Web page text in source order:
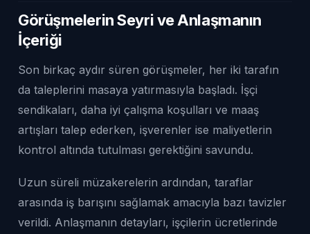
Görüşmelerin Seyri ve Anlaşmanın
İçeriği
Son birkaç aydır süren görüşmeler, her iki tarafın
da taleplerini masaya yatırmasıyla başladı. İşçi
sendikaları, daha iyi çalışma koşulları ve maaş
artışları talep ederken, işverenler ise maliyetlerin
kontrol altında tutulması gerektiğini savundu.
Uzun süreli müzakerelerin ardından, taraflar
arasında iş barışını sağlamak amacıyla bazı tavizler
verildi. Anlaşmanın detayları, işçilerin ücretlerinde